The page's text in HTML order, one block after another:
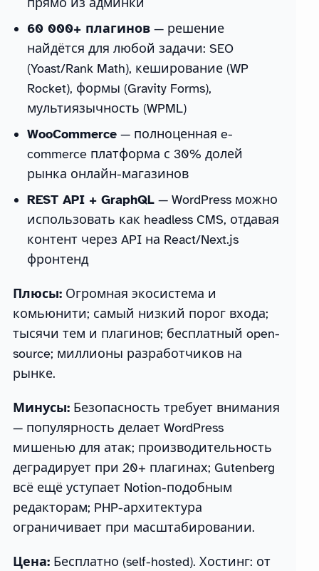
прямо из админки
60 000+ плагинов— решение
найдётся для любой задачи: SEO
(Yoast/Rank Math), кеширование (WP
Rocket), формы (Gravity Forms),
мультиязычность (WPML)
WooCommerce— полноценная e-
commerce платформа с 30% долей
рынка онлайн-магазинов
REST API + GraphQL— WordPress можно
использовать как headless CMS, отдавая
контент через API на React/Next.js
фронтенд
Плюсы:Огромная экосистема и
комьюнити; самый низкий порог входа;
тысячи тем и плагинов; бесплатный open-
source; миллионы разработчиков на
рынке.
Минусы:Безопасность требует внимания
— популярность делает WordPress
мишенью для атак; производительность
деградирует при 20+ плагинах; Gutenberg
всё ещё уступает Notion-подобным
редакторам; PHP-архитектура
ограничивает при масштабировании.
Цена:Бесплатно (self-hosted). Хостинг: от